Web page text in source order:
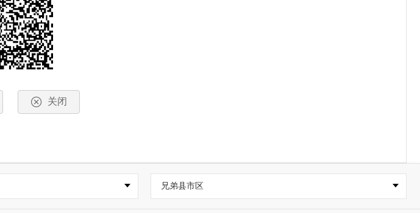
关闭
兄弟县市区